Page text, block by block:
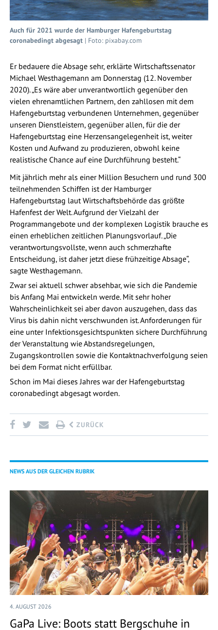
Auch für 2021 wurde der Hamburger Hafengeburtstag
coronabedingt abgesagt | Foto: pixabay.com
Er bedauere die Absage sehr, erklärte Wirtschaftssenator
Michael Westhagemann am Donnerstag (12. November
2020). „Es wäre aber unverantwortlich gegenüber den
vielen ehrenamtlichen Partnern, den zahllosen mit dem
Hafengeburtstag verbundenen Unternehmen, gegenüber
unseren Dienstleistern, gegenüber allen, für die der
Hafengeburtstag eine Herzensangelegenheit ist, weiter
Kosten und Aufwand zu produzieren, obwohl keine
realistische Chance auf eine Durchführung besteht.“
Mit jährlich mehr als einer Million Besuchern und rund 300
teilnehmenden Schiffen ist der Hamburger
Hafengeburtstag laut Wirtschaftsbehörde das größte
Hafenfest der Welt. Aufgrund der Vielzahl der
Programmangebote und der komplexen Logistik brauche es
einen erheblichen zeitlichen Planungsvorlauf. „Die
verantwortungsvollste, wenn auch schmerzhafte
Entscheidung, ist daher jetzt diese frühzeitige Absage“,
sagte Westhagemann.
Zwar sei aktuell schwer absehbar, wie sich die Pandemie
bis Anfang Mai entwickeln werde. Mit sehr hoher
Wahrscheinlichkeit sei aber davon auszugehen, dass das
Virus bis dahin nicht verschwunden ist. Anforderungen für
eine unter Infektionsgesichtspunkten sichere Durchführung
der Veranstaltung wie Abstandsregelungen,
Zugangskontrollen sowie die Kontaktnachverfolgung seien
bei dem Format nicht erfüllbar.
Schon im Mai dieses Jahres war der Hafengeburtstag
coronabedingt abgesagt worden.
ZURÜCK
NEWS AUS DER GLEICHEN RUBRIK
4. AUGUST 2026
GaPa Live: Boots statt Bergschuhe in